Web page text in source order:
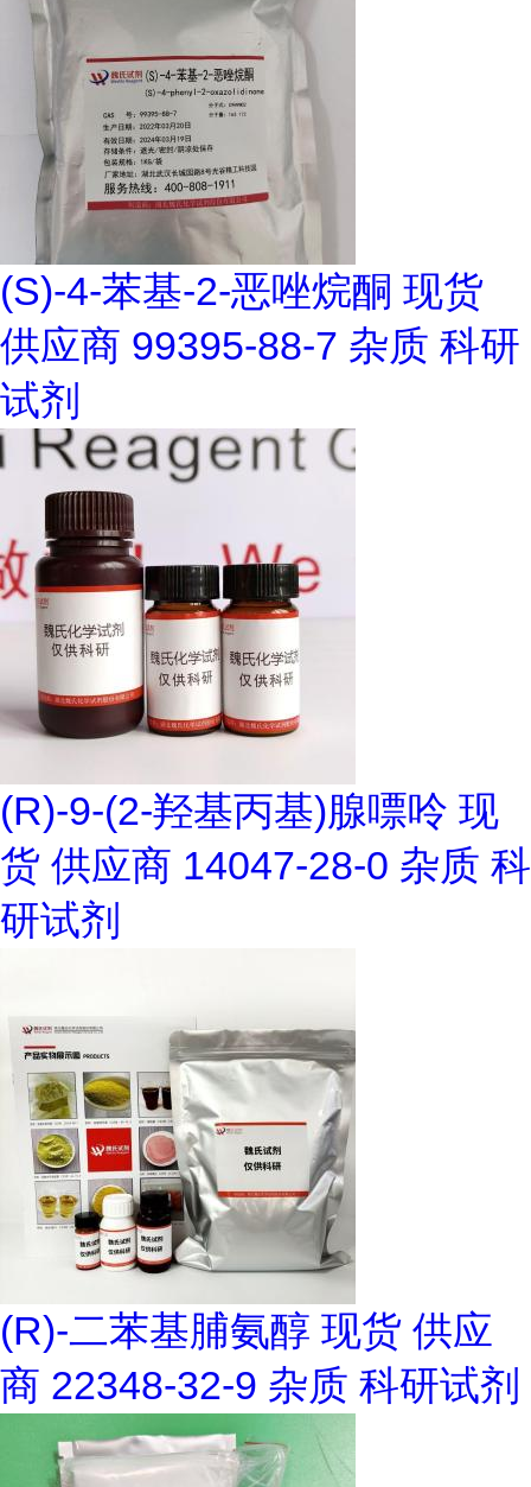
(S)-4-苯基-2-恶唑烷酮 现货
供应商 99395-88-7 杂质 科研
试剂
(R)-9-(2-羟基丙基)腺嘌呤 现
货 供应商 14047-28-0 杂质 科
研试剂
(R)-二苯基脯氨醇 现货 供应
商 22348-32-9 杂质 科研试剂